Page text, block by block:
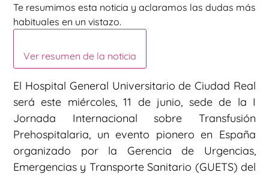
Te resumimos esta noticia y aclaramos las dudas más
habituales en un vistazo.
Ver resumen de la noticia
El Hospital General Universitario de Ciudad Real
será este miércoles, 11 de junio, sede de la I
Jornada Internacional sobre Transfusión
Prehospitalaria, un evento pionero en España
organizado por la Gerencia de Urgencias,
Emergencias y Transporte Sanitario (GUETS) del